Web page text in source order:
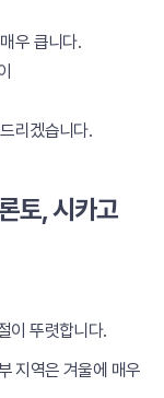
우 큽니다.
리겠습니다.
토, 시카고
이 뚜렷합니다.
지역은 겨울에 매우